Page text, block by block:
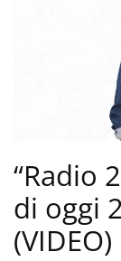
“Radio
di oggi
(VIDEO)